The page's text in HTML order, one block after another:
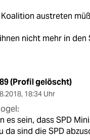
austreten
nicht mehr in den
(Profil gelöscht)
, 18:34 Uhr
es sein, dass SPD
da sind die SPD